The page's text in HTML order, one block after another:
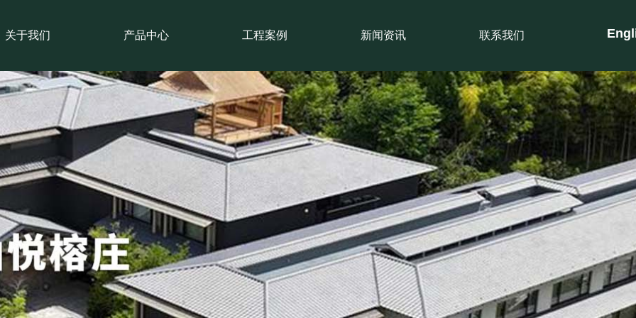
En
关于我们 产品中心 工程案例 新闻资讯 联系我们